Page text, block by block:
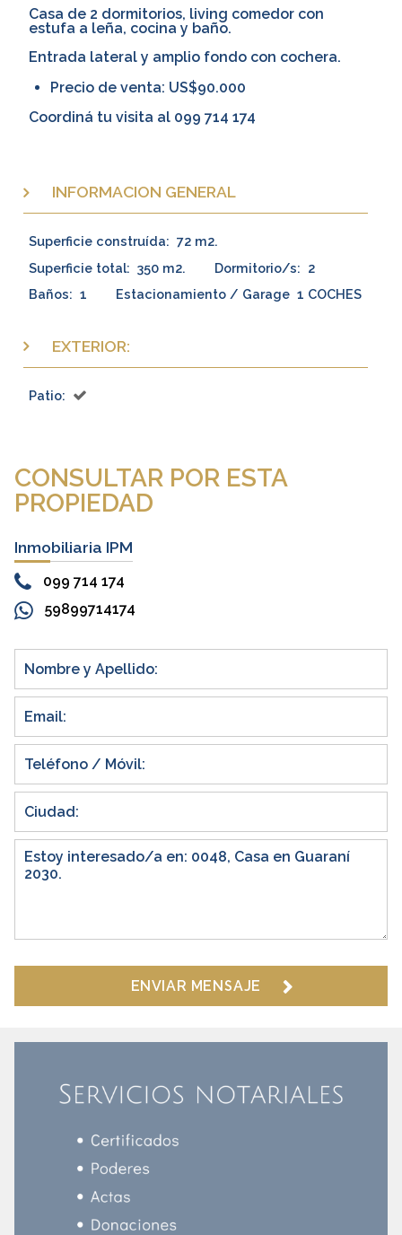
Casa de 2 dormitorios, living comedor con
estufa a leña, cocina y baño.
Entrada lateral y amplio fondo con cochera.
Precio de venta: US$90.000
Coordiná tu visita al 099 714 174
INFORMACION GENERAL
Superficie construída: 72 m2.
Superficie total: 350 m2. Dormitorio/s: 2
Baños: 1 Estacionamiento / Garage 1 COCHES
EXTERIOR:
Patio:
CONSULTAR POR ESTA
PROPIEDAD
Inmobiliaria IPM
099 714 174
59899714174
ENVIAR MENSAJE